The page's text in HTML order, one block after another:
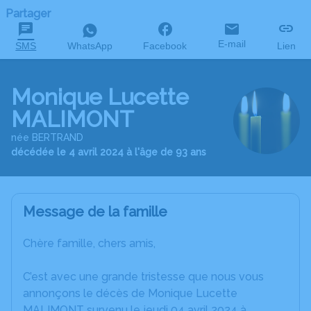
Partager
SMS WhatsApp Facebook E-mail Lien
Monique Lucette
MALIMONT
née BERTRAND
décédée le 4 avril 2024 à l'âge de 93 ans
Message de la famille
Chère famille, chers amis,
C’est avec une grande tristesse que nous vous
annonçons le décès de Monique Lucette